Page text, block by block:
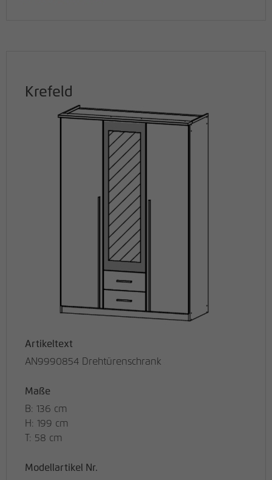
Krefeld
Artikeltext
AN9990854 Drehtürenschrank
Maße
B: 136 cm
H: 199 cm
T: 58 cm
Modellartikel Nr.